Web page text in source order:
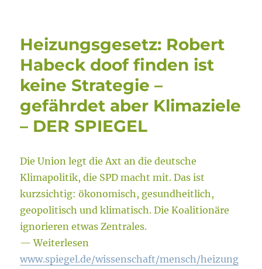
Heizungsgesetz: Robert
Habeck doof finden ist
keine Strategie –
gefährdet aber Klimaziele
– DER SPIEGEL
Die Union legt die Axt an die deutsche
Klimapolitik, die SPD macht mit. Das ist
kurzsichtig: ökonomisch, gesundheitlich,
geopolitisch und klimatisch. Die Koalitionäre
ignorieren etwas Zentrales.
— Weiterlesen
www.spiegel.de/wissenschaft/mensch/heizung